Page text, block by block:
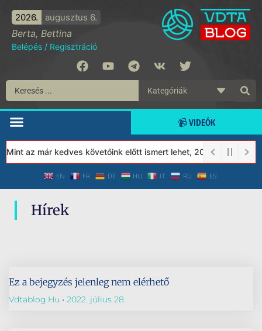
2026. augusztus 6.
Berta, Bettina
Belépés / Regisztráció
📹 VIDEÓK
az már kedves követőink előtt ismert lehet, 2023-tól a
EN FR DE HU IT RU ES
Hírek
Ez a bejegyzés jelenleg nem elérhető
Vdtablog.hu 2022. július 28.